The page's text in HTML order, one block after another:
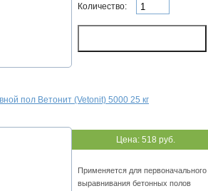
Количество:
пол Ветонит (Vetonit) 5000 25 кг
Цена: 518 руб.
Применяется для первоначального
выравнивания бетонных полов